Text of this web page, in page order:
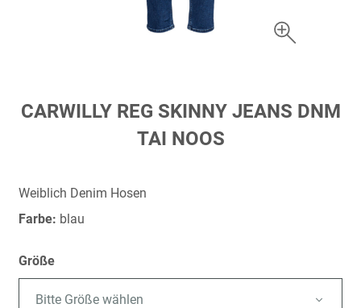
Zum
Anfang
CARWILLY REG SKINNY JEANS DNM
TAI NOOS
Weiblich Denim Hosen
Farbe: blau
Größe
Bitte Größe wählen